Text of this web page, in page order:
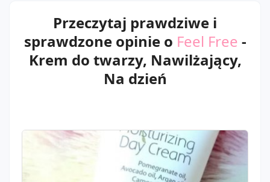
Przeczytaj prawdziwe i
sprawdzone opinie o Feel Free -
Krem do twarzy, Nawilżający,
Na dzień